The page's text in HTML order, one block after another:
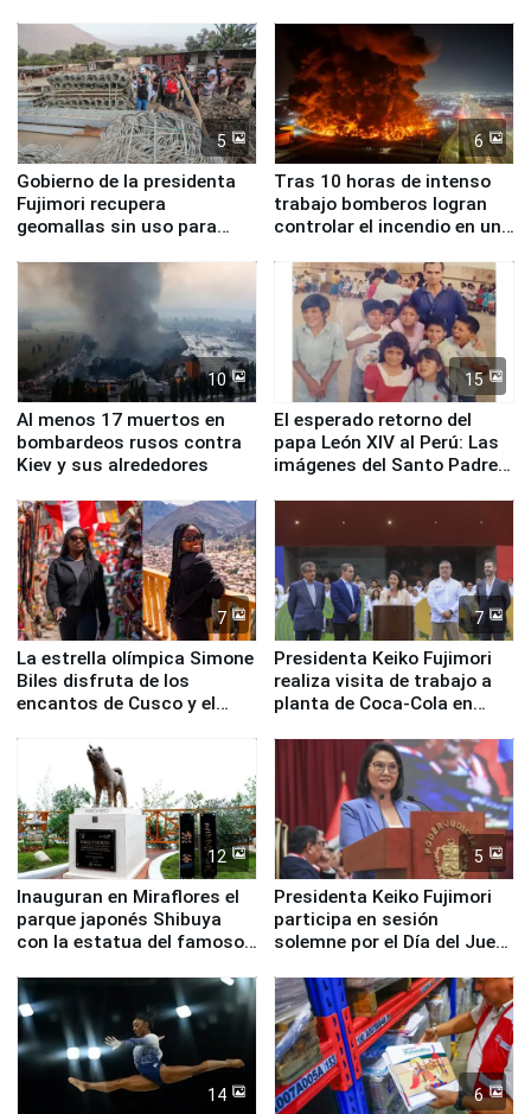
5
Gobierno de la presidenta
Fujimori recupera
geomallas sin uso para
Fenómeno El Niño
6
Tras 10 horas de intenso
trabajo bomberos logran
controlar el incendio en una
de Chile
10
Al menos 17 muertos en
bombardeos rusos contra
Kiev y sus alrededores
15
El esperado retorno del
papa León XIV al Perú: Las
imágenes del Santo Padre
7
La estrella olímpica Simone
Biles disfruta de los
encantos de Cusco y el
7
Presidenta Keiko Fujimori
realiza visita de trabajo a
planta de Coca-Cola en
12
Inauguran en Miraflores el
parque japonés Shibuya
con la estatua del famoso
5
Presidenta Keiko Fujimori
participa en sesión
solemne por el Día del Juez
14 6